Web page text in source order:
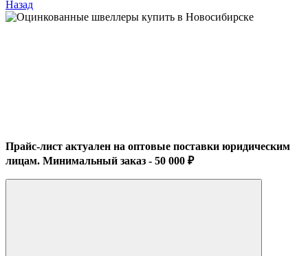
Назад
Прайс-лист актуален на оптовые поставки юридическим
лицам. Минимальный заказ - 50 000 ₽